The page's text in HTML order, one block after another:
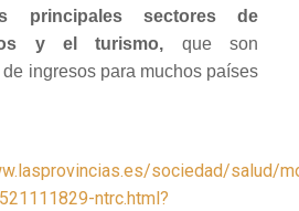
principales sectores de
y el turismo, que son
ingresos para muchos países
sociedad/salud/
ntrc.html?